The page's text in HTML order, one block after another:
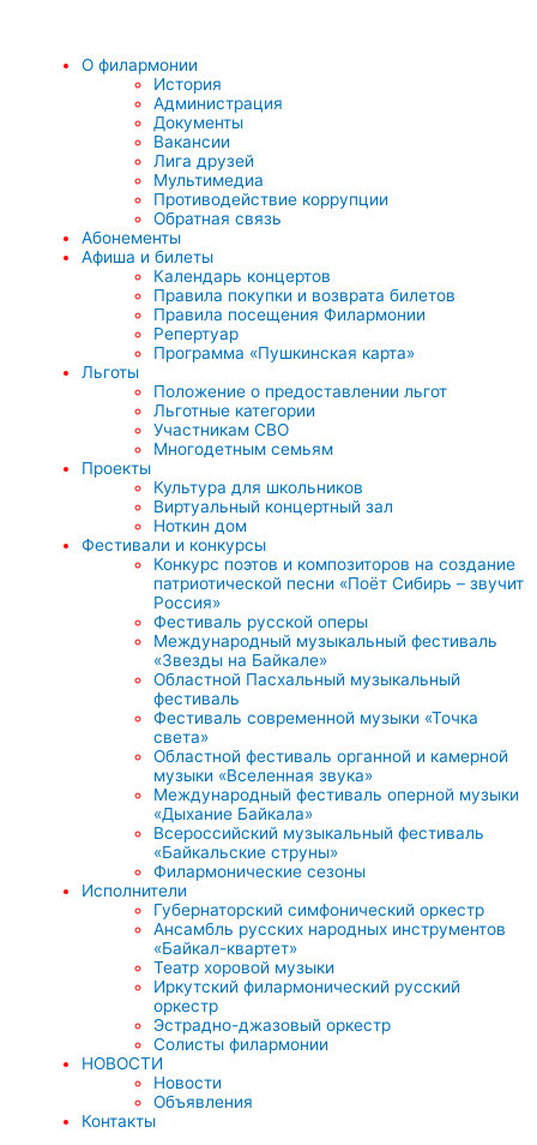
О филармонии
История
Администрация
Документы
Вакансии
Лига друзей
Мультимедиа
Противодействие коррупции
Обратная связь
Абонементы
Афиша и билеты
Календарь концертов
Правила покупки и возврата билетов
Правила посещения Филармонии
Репертуар
Программа «Пушкинская карта»
Льготы
Положение о предоставлении льгот
Льготные категории
Участникам СВО
Многодетным семьям
Проекты
Культура для школьников
Виртуальный концертный зал
Ноткин дом
Фестивали и конкурсы
Конкурс поэтов и композиторов на создание
патриотической песни «Поёт Сибирь – звучит
Россия»
Фестиваль русской оперы
Международный музыкальный фестиваль
«Звезды на Байкале»
Областной Пасхальный музыкальный
фестиваль
Фестиваль современной музыки «Точка
света»
Областной фестиваль органной и камерной
музыки «Вселенная звука»
Международный фестиваль оперной музыки
«Дыхание Байкала»
Всероссийский музыкальный фестиваль
«Байкальские струны»
Филармонические сезоны
Исполнители
Губернаторский симфонический оркестр
Ансамбль русских народных инструментов
«Байкал-квартет»
Театр хоровой музыки
Иркутский филармонический русский
оркестр
Эстрадно-джазовый оркестр
Солисты филармонии
НОВОСТИ
Новости
Объявления
Контакты